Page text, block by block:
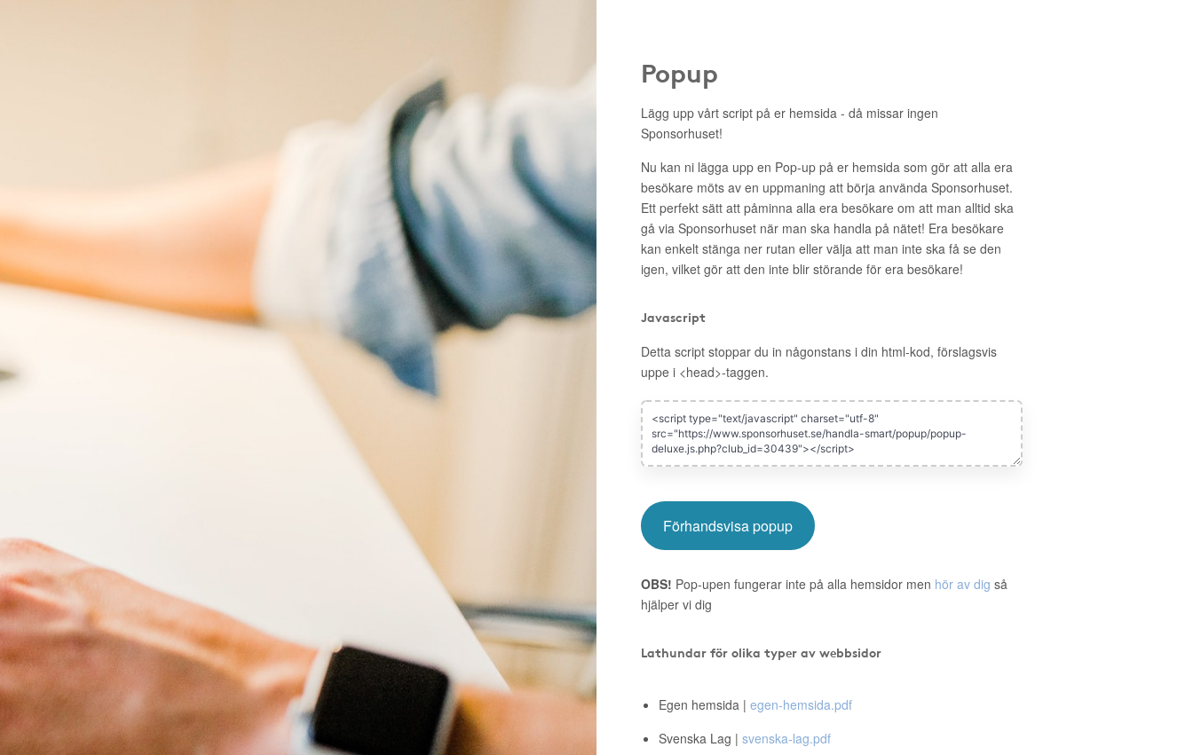
Popup
Lägg upp vårt script på er hemsida - då missar ingen
Sponsorhuset!
Nu kan ni lägga upp en Pop-up på er hemsida som gör att alla era
besökare möts av en uppmaning att börja använda Sponsorhuset.
Ett perfekt sätt att påminna alla era besökare om att man alltid ska
gå via Sponsorhuset när man ska handla på nätet! Era besökare
kan enkelt stänga ner rutan eller välja att man inte ska få se den
igen, vilket gör att den inte blir störande för era besökare!
Javascript
Detta script stoppar du in någonstans i din html-kod, förslagsvis
uppe i <head>-taggen.
Förhandsvisa popup
OBS! Pop-upen fungerar inte på alla hemsidor men hör av dig så
hjälper vi dig
Lathundar för olika typer av webbsidor
Egen hemsida | egen-hemsida.pdf
Svenska Lag | svenska-lag.pdf